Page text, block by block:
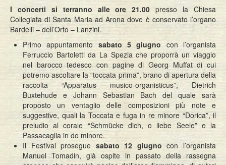
I concerti si terranno alle ore 21.00 presso la Chiesa
Collegiata di Santa Maria ad Arona dove è conservato l’organo
Bardelli – dell’Orto – Lanzini.
Primo appuntamentosabato 5 giugno con l’organista
Ferruccio Bartoletti da La Spezia che proporrà un viaggio
nel barocco tedesco con pagine di Georg Muffat di cui
potremo ascoltare la “toccata prima”, brano di apertura della
raccolta “Apparatus musico-organisticus”, Dietrich
Buxtehude e Johann Sebastian Bach del quale sarà
proposto un ventaglio delle composizioni più note e
suggestive, quali la Toccata e fuga in re minore “Dorica”, il
preludio al corale “Schmücke dich, o liebe Seele” e la
Passacaglia in do minore.
Il Festival prosegue sabato 12 giugnocon l’organista
Manuel Tomadin, già ospite in passato della rassegna